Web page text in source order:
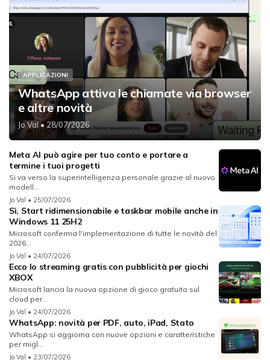
APPLICAZIONI
WhatsApp attiva le chiamate via browser
e altre novità
Jo Val• 28/07/2026
Meta AI può agire per tuo conto e portare a
termine i tuoi progetti
Si va verso la superintelligenza personale grazie al nuovo
modell...
Jo Val • 25/07/2026
Sì, Start ridimensionabile e taskbar mobile anche in
Windows 11 25H2
Microsoft conferma l'implementazione di tutte le novità del
2026...
Jo Val • 24/07/2026
Ecco lo streaming gratis con pubblicità per giochi
XBOX
Microsoft lancia la nuova opzione di gioco gratuito sul
cloud per...
Jo Val • 24/07/2026
WhatsApp: novità per PDF, auto, iPad, Stato
WhatsApp si aggiorna con nuove opzioni e caratteristiche
per migl...
Jo Val • 23/07/2026